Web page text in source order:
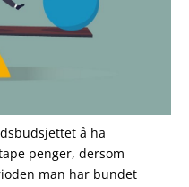
å ha
penger, dersom
man har bundet